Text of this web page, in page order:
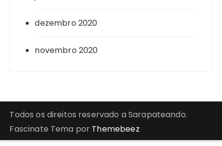
dezembro 2020
novembro 2020
Todos os direitos reservado a Sarapateando.
Fascinate Tema por Themebeez